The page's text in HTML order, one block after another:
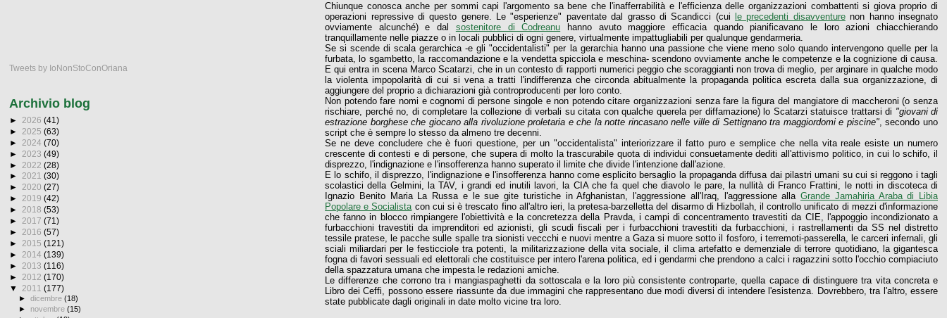
Chiunque conosca anche per sommi capi l'argomento sa bene che l'inafferrabilità e l'efficienza delle organizzazioni combattenti si giova proprio di
operazioni repressive di questo genere. Le "esperienze" paventate dal grasso di Scandicci (cui
le precedenti disavventurenon hanno insegnato
ovviamente alcunché) e dal sostenitore di Codreanu hanno avuto maggiore efficacia quando pianificavano le loro azioni chiacchierando
tranquillamente nelle piazze o in locali pubblici di ogni genere, virtualmente impattugliabili per qualunque gendarmeria.
Se si scende di scala gerarchica -e gli "occidentalisti" per la gerarchia hanno una passione che viene meno solo quando intervengono quelle per la
furbata, lo sgambetto, la raccomandazione e la vendetta spicciola e meschina- scendono ovviamente anche le competenze e la cognizione di causa.
E qui entra in scena Marco Scatarzi, che in un contesto di rapporti numerici peggio che scoraggianti non trova di meglio, per arginare in qualche modo
la violenta impopolarità di cui si vena a tratti l'indifferenza che circonda abitualmente la propaganda politica escreta dalla sua organizzazione, di
aggiungere del proprio a dichiarazioni già controproducenti per loro conto.
Non potendo fare nomi e cognomi di persone singole e non potendo citare organizzazioni senza fare la figura del mangiatore di maccheroni (o senza
rischiare, perché no, di completare la collezione di verbali su citata con qualche querela per diffamazione) lo Scatarzi statuisce trattarsi di "giovani di
estrazione borghese che giocano alla rivoluzione proletaria e che la notte rincasano nelle ville di Settignano tra maggiordomi e piscine", secondo uno
script che è sempre lo stesso da almeno tre decenni.
Se ne deve concludere che è fuori questione, per un "occidentalista" interiorizzare il fatto puro e semplice che nella vita reale esiste un numero
crescente di contesti e di persone, che supera di molto la trascurabile quota di individui consuetamente dediti all'attivismo politico, in cui lo schifo, il
disprezzo, l'indignazione e l'insofferenzahanno superato il limite che divide l'intenzione dall'azione.
E lo schifo, il disprezzo, l'indignazione e l'insofferenza hanno come esplicito bersaglio la propaganda diffusa dai pilastri umani su cui si reggono i tagli
scolastici della Gelmini, la TAV, i grandi ed inutili lavori, la CIA che fa quel che diavolo le pare, la nullità di Franco Frattini, le notti in discoteca di
Ignazio Benito Maria La Russa e le sue gite turistiche in Afghanistan, l'aggressione all'Iraq, l'aggressione allaGrande Jamahiria Araba di Libia
Popolare e Socialistacon cui si è trescato fino all'altro ieri, la pretesa-barzelletta del disarmo di Hizbollah, il controllo unificato di mezzi d'informazione
che fanno in blocco rimpiangere l'obiettività e la concretezza della Pravda, i campi di concentramento travestiti da CIE, l'appoggio incondizionato a
furbacchioni travestiti da imprenditori ed azionisti, gli scudi fiscali per i furbacchioni travestiti da furbacchioni, i rastrellamenti da SS nel distretto
tessile pratese, le pacche sulle spalle tra sionisti veccchi e nuovi mentre a Gaza si muore sotto il fosforo, i terremoti-passerella, le carceri infernali, gli
sciali miliardari per le festicciole tra potenti, la militarizzazione della vita sociale, il clima artefatto e demenziale di terrore quotidiano, la gigantesca
fogna di favori sessuali ed elettorali che costituisce per intero l'arena politica, ed i gendarmi che prendono a calci i ragazzini sotto l'occhio compiaciuto
della spazzatura umana che impesta le redazioni amiche.
Le differenze che corrono tra i mangiaspaghetti da sottoscala e la loro più consistente controparte, quella capace di distinguere tra vita concreta e
Libro dei Ceffi, possono essere riassunte da due immagini che rappresentano due modi diversi di intendere l'esistenza. Dovrebbero, tra l'altro, essere
state pubblicate dagli originali in date molto vicine tra loro.
Tweets by IoNonStoConOriana
Archivio blog
► 2026 (41)
► 2025 (63)
► 2024 (70)
► 2023 (49)
► 2022 (28)
► 2021 (30)
► 2020 (27)
► 2019 (42)
► 2018 (53)
► 2017 (71)
► 2016 (57)
► 2015 (121)
► 2014 (139)
► 2013 (116)
► 2012 (170)
▼ 2011 (177)
►dicembre(18)
► novembre(15)